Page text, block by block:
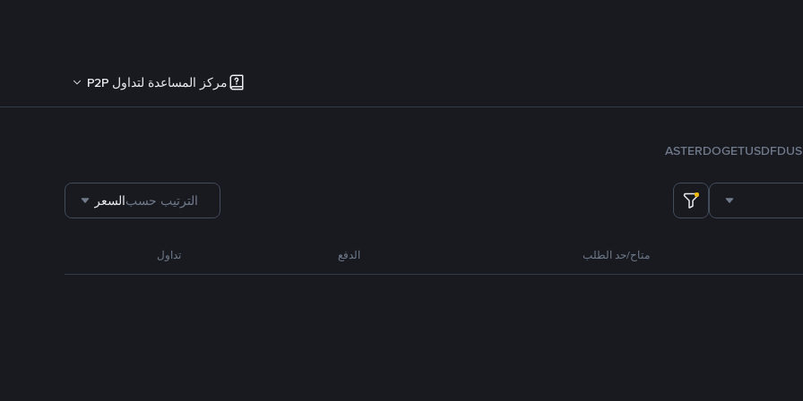
مركز المساعدة لتداول P2P
TUSD
DOGE
ASTER
الترتيب حسبالسعر
متاح/حد الطلب الدفع تداول